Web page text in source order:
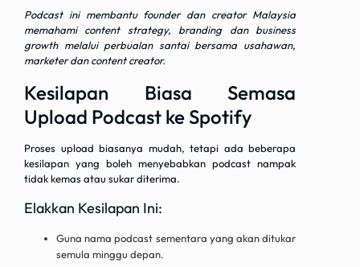
Podcast ini membantu founder dan creator Malaysia
memahami content strategy, branding dan business
growth melalui perbualan santai bersama usahawan,
marketer dan content creator.
Kesilapan Biasa Semasa
Upload Podcast ke Spotify
Proses upload biasanya mudah, tetapi ada beberapa
kesilapan yang boleh menyebabkan podcast nampak
tidak kemas atau sukar diterima.
Elakkan Kesilapan Ini:
Guna nama podcast sementara yang akan ditukar
semula minggu depan.